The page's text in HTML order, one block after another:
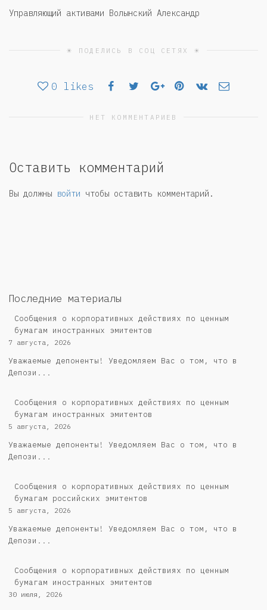
Управляющий активами Волынский Александр
☀ ПОДЕЛИСЬ В СОЦ СЕТЯХ ☀
0 likes
НЕТ КОММЕНТАРИЕВ
Оставить комментарий
Вы должны войти чтобы оставить комментарий.
Последние материалы
Сообщения о корпоративных действиях по ценным
бумагам иностранных эмитентов
7 августа, 2026
Уважаемые депоненты! Уведомляем Вас о том, что в
Депози...
Сообщения о корпоративных действиях по ценным
бумагам иностранных эмитентов
5 августа, 2026
Уважаемые депоненты! Уведомляем Вас о том, что в
Депози...
Cообщения о корпоративных действиях по ценным
бумагам российских эмитентов
5 августа, 2026
Уважаемые депоненты! Уведомляем Вас о том, что в
Депози...
Сообщения о корпоративных действиях по ценным
бумагам иностранных эмитентов
30 июля, 2026